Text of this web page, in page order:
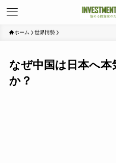
ホーム 世界情勢
なぜ中国は日本へ
か？